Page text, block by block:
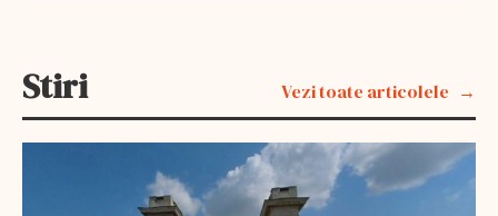
Stiri Vezi toate articolele